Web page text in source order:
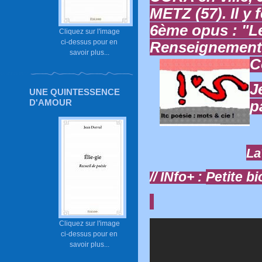
Cliquez sur l'image
ci-dessus pour en
savoir plus...
UNE QUINTESSENCE
D'AMOUR
Cliquez sur l'image
ci-dessus pour en
savoir plus...
METZ (57). Il y
6ème opus :
// INfo+ :Petite